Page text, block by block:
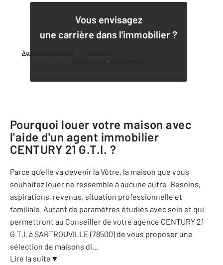
Agence immobilière
Vous envisagez
une carrière dans l'immobilier ?
Découvrir nos offres
1
Pourquoi louer votre maison avec
l'aide d'un agent immobilier
CENTURY 21 G.T.I. ?
Parce qu'elle va devenir la Vôtre, la maison que vous
souhaitez louer ne ressemble à aucune autre. Besoins,
aspirations, revenus, situation professionnelle et
familiale. Autant de paramètres étudiés avec soin et qui
permettront au Conseiller de votre agence CENTURY 21
G.T.I. à SARTROUVILLE (78500) de vous proposer une
sélection de maisons di...
Lire la suite ▼